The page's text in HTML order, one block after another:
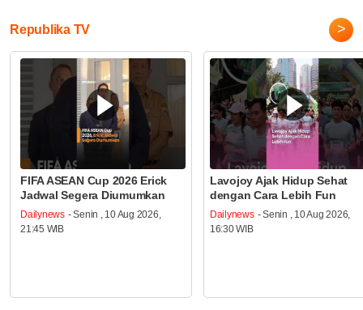
Republika TV >
FIFA ASEAN Cup 2026 Erick
Jadwal Segera Diumumkan
Dailynews - Senin , 10 Aug 2026,
21:45 WIB
Lavojoy Ajak Hidup Sehat
dengan Cara Lebih Fun
Dailynews - Senin , 10 Aug 2026,
16:30 WIB